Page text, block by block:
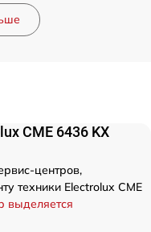
CME 6436 KX
центров,
техники Electrolux CME
выделяется